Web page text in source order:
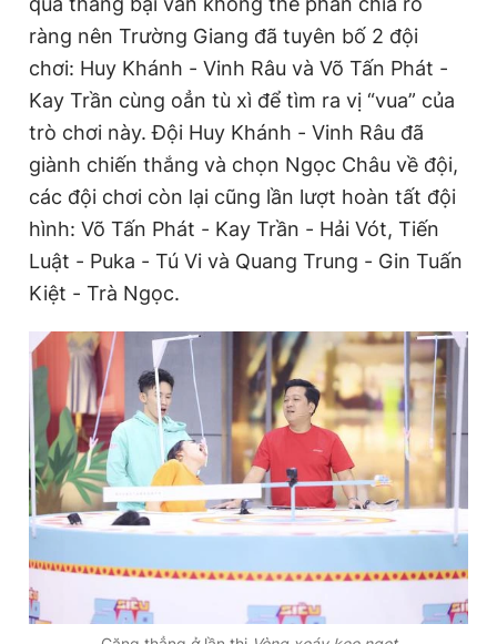
ràng nên Trường Giang đã tuyên bố 2 đội
chơi: Huy Khánh - Vinh Râu và Võ Tấn Phát -
Kay Trần cùng oẳn tù xì để tìm ra vị “vua” của
trò chơi này. Đội Huy Khánh - Vinh Râu đã
giành chiến thắng và chọn Ngọc Châu về đội,
các đội chơi còn lại cũng lần lượt hoàn tất đội
hình: Võ Tấn Phát - Kay Trần - Hải Vót, Tiến
Luật - Puka - Tú Vi và Quang Trung - Gin Tuấn
Kiệt - Trà Ngọc.